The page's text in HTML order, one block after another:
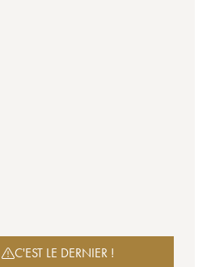
C'EST LE DERNIER !